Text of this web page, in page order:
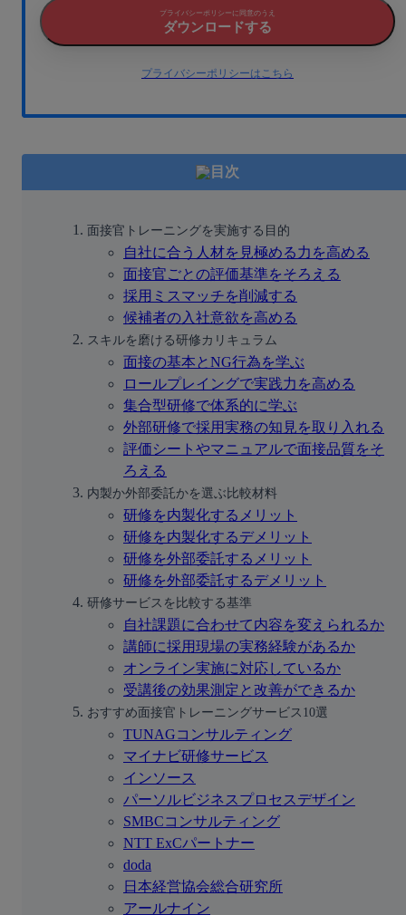
プライバシーポリシーに同意のうえ
ダウンロードする
プライバシーポリシーはこちら
目次
面接官トレーニングを実施する目的
自社に合う人材を見極める力を高める
面接官ごとの評価基準をそろえる
採用ミスマッチを削減する
候補者の入社意欲を高める
スキルを磨ける研修カリキュラム
面接の基本とNG行為を学ぶ
ロールプレイングで実践力を高める
集合型研修で体系的に学ぶ
外部研修で採用実務の知見を取り入れる
評価シートやマニュアルで面接品質をそ
ろえる
内製か外部委託かを選ぶ比較材料
研修を内製化するメリット
研修を内製化するデメリット
研修を外部委託するメリット
研修を外部委託するデメリット
研修サービスを比較する基準
自社課題に合わせて内容を変えられるか
講師に採用現場の実務経験があるか
オンライン実施に対応しているか
受講後の効果測定と改善ができるか
おすすめ面接官トレーニングサービス10選
TUNAGコンサルティング
マイナビ研修サービス
インソース
パーソルビジネスプロセスデザイン
SMBCコンサルティング
NTT ExCパートナー
doda
日本経営協会総合研究所
アールナイン